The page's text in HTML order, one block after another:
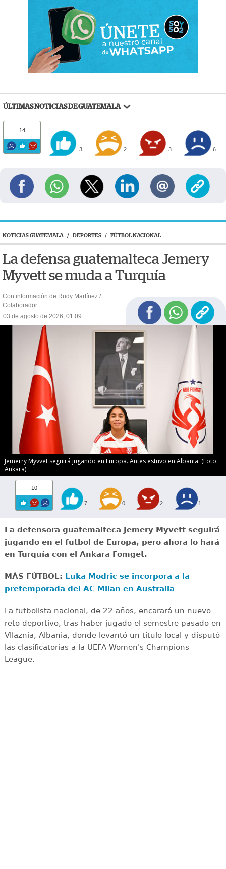
ÚLTIMAS NOTICIAS DE GUATEMALA
14
3 2 3 6
NOTICIAS GUATEMALA / DEPORTES / FÚTBOL NACIONAL
La defensa guatemalteca Jemery
Myvett se muda a Turquía
Con información de Rudy Martínez /
Colaborador
03 de agosto de 2026, 01:09
Jemerry Myvvet seguirá jugando en Europa. Antes estuvo en Albania. (Foto:
Ankara)
10
7 0 2 1
La defensora guatemalteca Jemery Myvett seguirá
jugando en el futbol de Europa, pero ahora lo hará
en Turquía con el Ankara Fomget.
MÁS FÚTBOL: Luka Modric se incorpora a la
pretemporada del AC Milan en Australia
La futbolista nacional, de 22 años, encarará un nuevo
reto deportivo, tras haber jugado el semestre pasado en
Vllaznia, Albania, donde levantó un título local y disputó
las clasificatorias a la UEFA Women's Champions
League.